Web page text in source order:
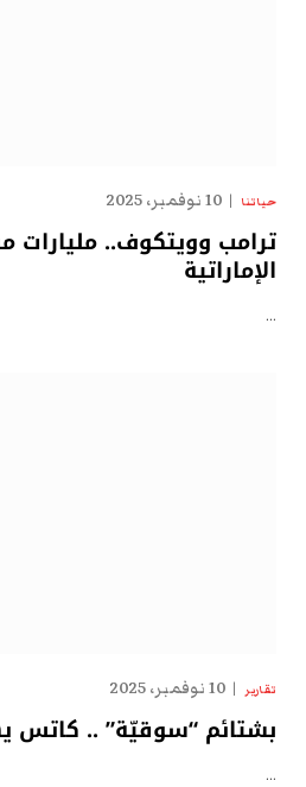
حياتنا 10 نوفمبر، 2025
ترامب وويتكوف.. مليارات
الإماراتية
…
تقارير 10 نوفمبر، 2025
بشتائم “سوقيّة” .. كاتس
…